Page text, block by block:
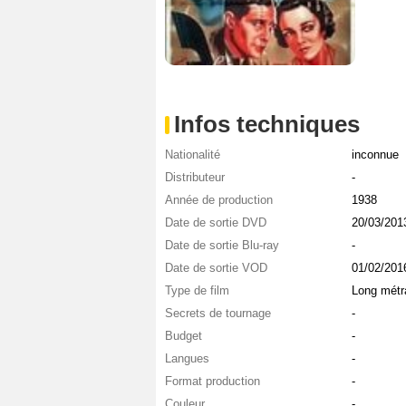
Infos techniques
Nationalité
inconnue
Distributeur
-
Année de production
1938
Date de sortie DVD
20/03/
Date de sortie Blu-ray
-
Date de sortie VOD
01/02/
Type de film
Long
Secrets de tournage
-
Budget
-
Langues
-
Format production
-